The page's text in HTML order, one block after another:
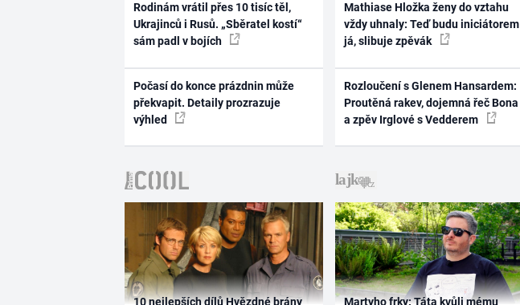
Rodinám vrátil přes 10 tisíc těl,
Ukrajinců i Rusů. „Sběratel kostí“
sám padl v bojích
Počasí do konce prázdnin může
překvapit. Detaily prozrazuje
výhled
Mathiase Hložka ženy do vztahu
vždy uhnaly: Teď budu iniciátorem
já, slibuje zpěvák
Rozloučení s Glenem Hansardem:
Proutěná rakev, dojemná řeč Bona
a zpěv Irglové s Vedderem
10 nejlepších dílů Hvězdné brány
Martyho frky: Táta kvůli mému